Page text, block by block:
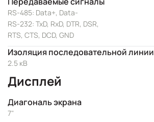
RS-485: Data+, Data-
RS-232: TxD, RxD, DTR, DSR,
RTS, CTS, DCD, GND
Изоляция последовательной линии
2.5 кВ
Дисплей
Диагональ экрана
7"